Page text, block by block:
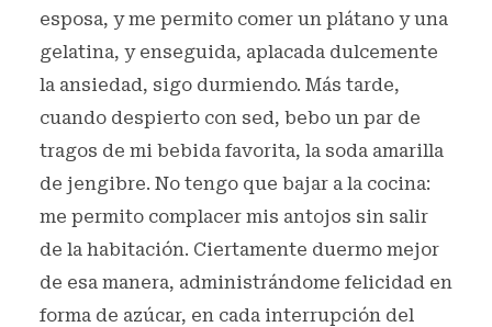
esposa, y me permito comer un plátano y una
gelatina, y enseguida, aplacada dulcemente
la ansiedad, sigo durmiendo. Más tarde,
cuando despierto con sed, bebo un par de
tragos de mi bebida favorita, la soda amarilla
de jengibre. No tengo que bajar a la cocina:
me permito complacer mis antojos sin salir
de la habitación. Ciertamente duermo mejor
de esa manera, administrándome felicidad en
forma de azúcar, en cada interrupción del